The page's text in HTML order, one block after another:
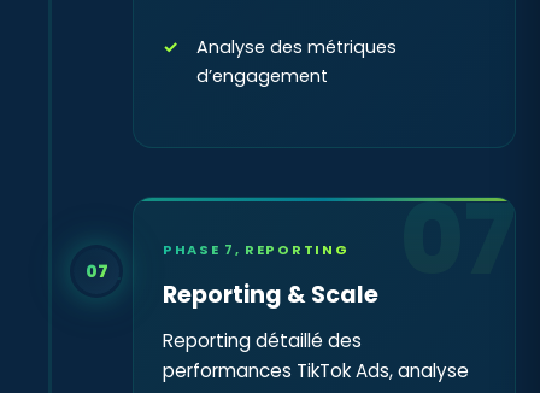
Analyse des métriques
d’engagement
07 07
PHASE 7, REPORTING
Reporting & Scale
Reporting détaillé des
performances TikTok Ads, analyse